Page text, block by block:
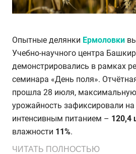
Опытные делянки Ермоловки
Учебно-научного центра
демонстрировались в рамках
семинара «День поля».
прошла 28 июля,
урожайность зафиксировали на
интенсивным питанием – 120,4
влажности 11%.
ЧИТАТЬ ПОЛНОСТЬЮ